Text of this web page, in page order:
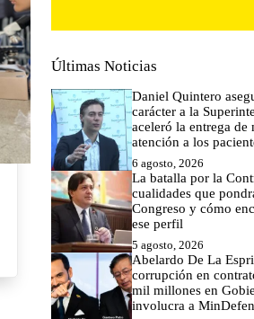
Últimas Noticias
Daniel Quintero
carácter a la
aceleró la entrega de
atención a los
6 agosto, 2026
La batalla por la
cualidades que
Congreso y cómo
ese perfil
5 agosto, 2026
Abelardo De La
corrupción en
mil millones en
involucra a